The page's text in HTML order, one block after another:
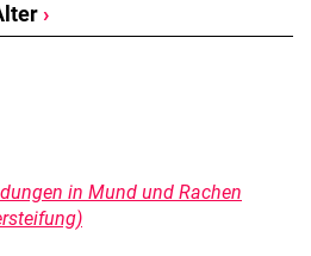
›
in Mund und Rachen